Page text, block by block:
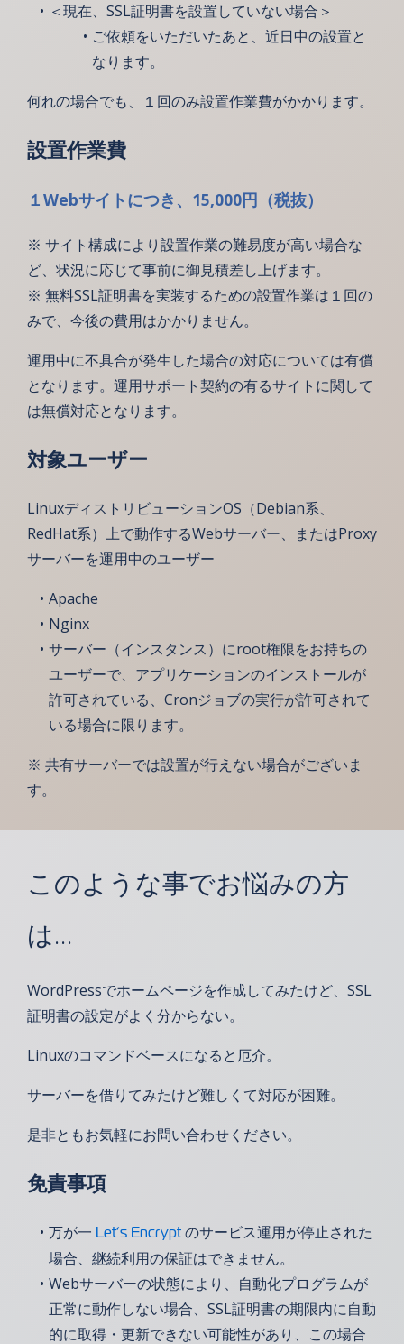
＜現在、SSL証明書を設置していない場合＞
ご依頼をいただいたあと、近日中の設置と
なります。
何れの場合でも、１回のみ設置作業費がかかります。
設置作業費
１Webサイトにつき、15,000円（税抜）
※ サイト構成により設置作業の難易度が高い場合な
ど、状況に応じて事前に御見積差し上げます。
※ 無料SSL証明書を実装するための設置作業は１回の
みで、今後の費用はかかりません。
運用中に不具合が発生した場合の対応については有償
となります。運用サポート契約の有るサイトに関して
は無償対応となります。
対象ユーザー
LinuxディストリビューションOS（Debian系、
RedHat系）上で動作するWebサーバー、またはProxy
サーバーを運用中のユーザー
Apache
Nginx
サーバー（インスタンス）にroot権限をお持ちの
ユーザーで、アプリケーションのインストールが
許可されている、Cronジョブの実行が許可されて
いる場合に限ります。
※ 共有サーバーでは設置が行えない場合がございま
す。
このような事でお悩みの方
は…
WordPressでホームページを作成してみたけど、SSL
証明書の設定がよく分からない。
Linuxのコマンドベースになると厄介。
サーバーを借りてみたけど難しくて対応が困難。
是非ともお気軽にお問い合わせください。
免責事項
万が一 Let’s Encryptのサービス運用が停止された
場合、継続利用の保証はできません。
Webサーバーの状態により、自動化プログラムが
正常に動作しない場合、SSL証明書の期限内に自動
的に取得・更新できない可能性があり、この場合